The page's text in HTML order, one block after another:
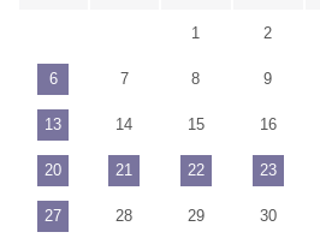
1 2
6 7 8 9
13 14 15 16
20 21 22 23
27 28 29 30